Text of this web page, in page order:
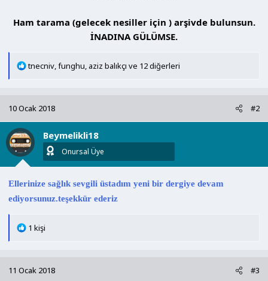
Ham tarama (gelecek nesiller için ) arşivde bulunsun.
İNADINA GÜLÜMSE.​
T
i
l
e
r
tnecniv funghu aziz balıkçı ve 12 diğerleri
10 Ocak 2018 #2
Beymelikli18
Onursal Üye
Ellerinize sağlık sevgili üstadım yeni bir dergiye devam
ediyorsunuz.teşekkür ederiz
T
i
1 kişi
11 Ocak 2018 #3